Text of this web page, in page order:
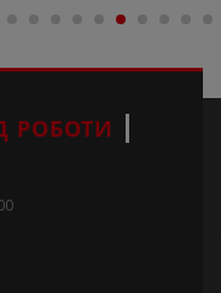
РОБОТИ